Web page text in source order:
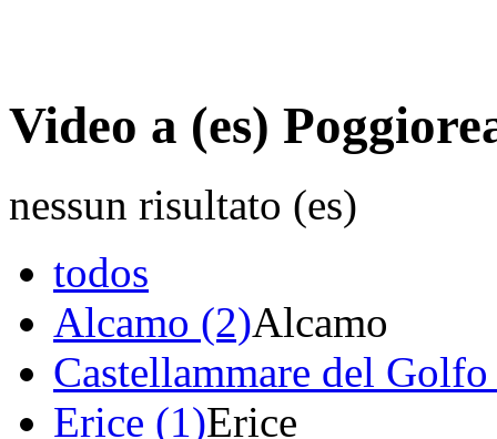
Video a (es)
nessun risultato (es)
todos
Alcamo (2)Alcamo
Castellammare del
Erice (1)Erice